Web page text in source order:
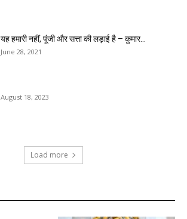
यह हमारी नहीं, पूंजी और सत्ता की लड़ाई है – कुमार...
June 28, 2021
August 18, 2023
Load more